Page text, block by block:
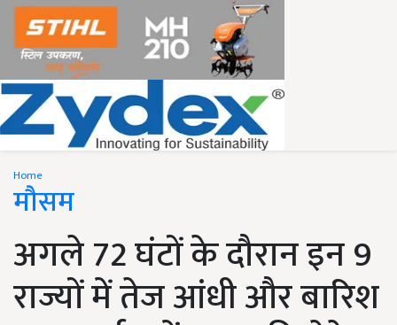
Home
मौसम
अगले 72 घंटों के दौरान इन 9
राज्यों में तेज आंधी और बारिश